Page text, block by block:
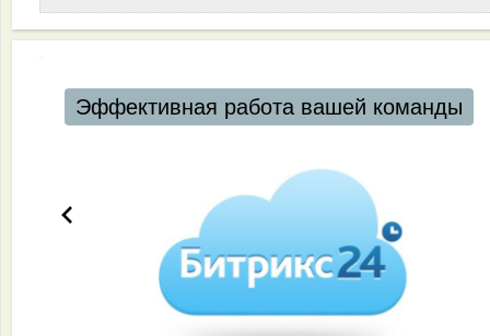
Эффективная работа вашей команды